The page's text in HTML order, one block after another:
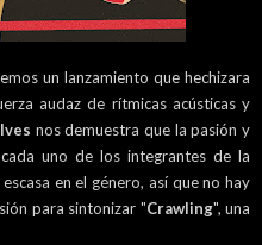
un lanzamiento que hechizara
audaz de rítmicas acústicas y
nos demuestra que la pasión y
uno de los integrantes de la
en el género, así que no hay
para sintonizar "Crawling", una